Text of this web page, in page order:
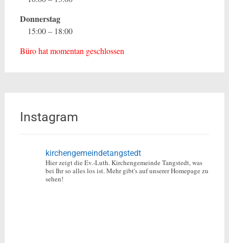
Donnerstag
15:00 – 18:00
Büro hat momentan geschlossen
Instagram
kirchengemeindetangstedt
Hier zeigt die Ev.-Luth. Kirchengemeinde Tangstedt, was
bei Ihr so alles los ist.Mehr gibt's auf unserer Homepage zu
sehen!